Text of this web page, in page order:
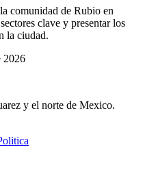
comunidad de Rubio en
clave y presentar los
la ciudad.
2026
y el norte de Mexico.